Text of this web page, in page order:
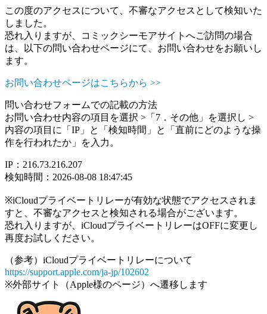
この度のアクセスについて、不審なアクセスとして検知いた
しました。
恐れ入りますが、コミックシーモアサイトへご訪問の場合
は、以下の問い合わせページにて、お問い合わせをお願いし
ます。
お問い合わせページはこちらから >>
問い合わせフォームでの記載の方法
お問い合わせ内容の項目を選択 >「7．その他」を選択し >
内容の項目に「IP」と「検知時間」と「直前にどのような操
作を行われたか」を入力。
IP：216.73.216.207
検知時間：2026-08-08 18:47:45
※iCloudプライベートリレーが有効な状態でアクセスされま
すと、不審なアクセスと検知される場合がございます。
恐れ入りますが、iCloudプライベートリレーはOFFに変更し
再度お試しください。
（参考）iCloudプライベートリレーについて
https://support.apple.com/ja-jp/102602
※外部サイト（Apple様のページ）へ遷移します